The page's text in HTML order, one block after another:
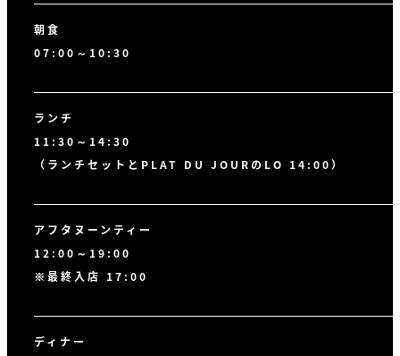
朝食
07:00～10:30
ランチ
11:30～14:30
（ランチセットとPLAT DU JOURのLO 14:00）
アフタヌーンティー
12:00～19:00
※最終入店 17:00
ディナー